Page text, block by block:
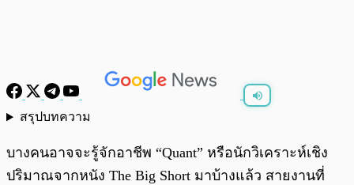
สรุปบทความ
บางคนอาจจะรู้จักอาชีพ “Quant” หรือนักวิเคราะห์เชิง
ปริมาณจากหนัง The Big Short มาบ้างแล้ว สายงานที่